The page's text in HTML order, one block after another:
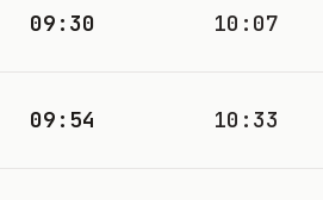
09:30 10:07
09:54 10:33